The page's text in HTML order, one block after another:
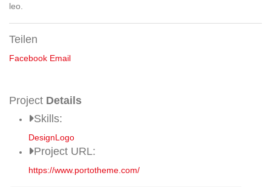
leo.
Teilen
Facebook Email
Project Details
Skills:
DesignLogo
Project URL:
https://www.portotheme.com/